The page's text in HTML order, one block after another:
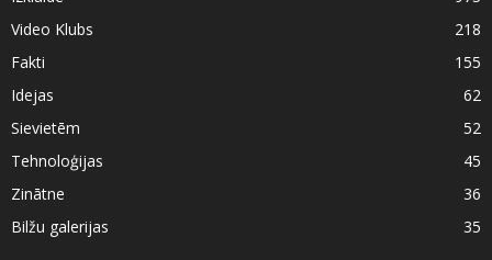
Video Klubs
218
Fakti
155
Idejas
62
Sievietēm
52
Tehnoloģijas
45
Zinātne
36
Bilžu galerijas
35